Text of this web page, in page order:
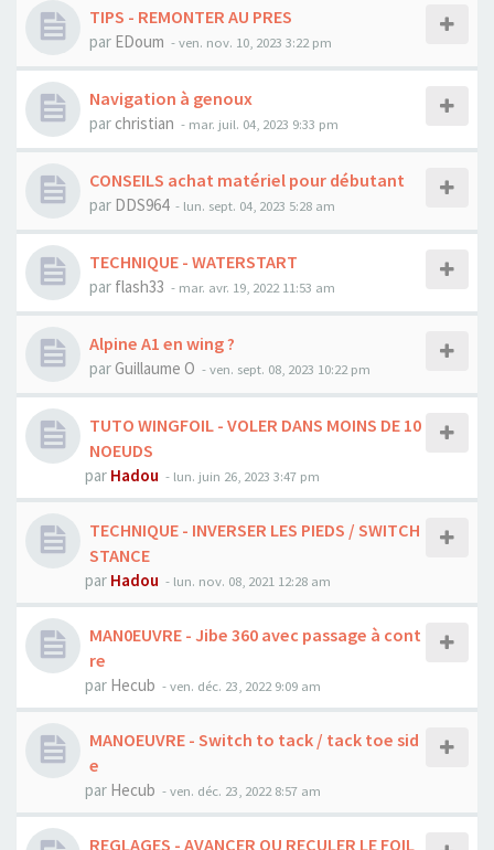
TIPS - REMONTER AU PRES
par EDoum -ven. nov. 10, 2023 3:22 pm
Navigation à genoux
par christian - mar. juil. 04, 2023 9:33 pm
CONSEILS achat matériel pour débutant
par DDS964 - lun. sept. 04, 2023 5:28 am
TECHNIQUE - WATERSTART
par flash33 - mar. avr. 19, 2022 11:53 am
Alpine A1 en wing ?
par Guillaume O -ven. sept. 08, 2023 10:22 pm
TUTO WINGFOIL - VOLER DANS MOINS DE 10
NOEUDS
par Hadou - lun. juin 26, 2023 3:47 pm
TECHNIQUE - INVERSER LES PIEDS / SWITCH
STANCE
par Hadou - lun. nov. 08, 2021 12:28 am
MAN0EUVRE - Jibe 360 avec passage à cont
re
par Hecub -ven. déc. 23, 2022 9:09 am
MANOEUVRE - Switch to tack / tack toe sid
e
par Hecub -ven. déc. 23, 2022 8:57 am
REGLAGES - AVANCER OU RECULER LE FOIL